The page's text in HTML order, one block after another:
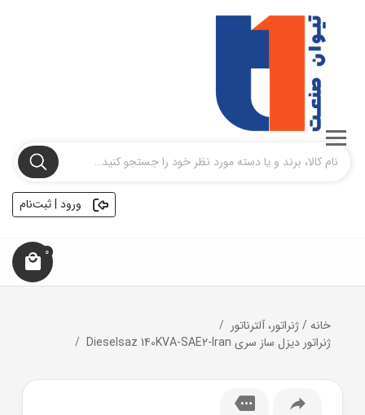
ورود | ثبت‌نام
0
خانه/ژنراتور، آلترناتور
ژنراتور دیزل ساز سری Dieselsaz 140KVA-SAE2-Iran